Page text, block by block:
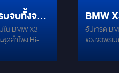
AF C8.14
ยกคอนเสิร์
เหนือกว่า:
จบทั้งจอ
ำโพง HI-
น BMW X3
ชุดลำโพง Hi-
BMW
มาตรฐ
อัปเกรด
ของจอพรี
อะลูมิเนียม